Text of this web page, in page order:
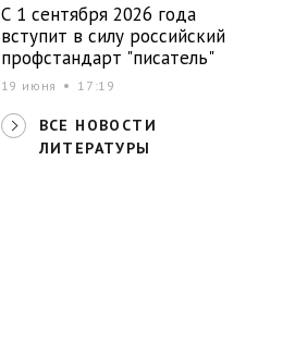
С 1 сентября 2026 года
вступит в силу российский
профстандарт "писатель"
19 июня 17:19
ВСЕ НОВОСТИ
ЛИТЕРАТУРЫ